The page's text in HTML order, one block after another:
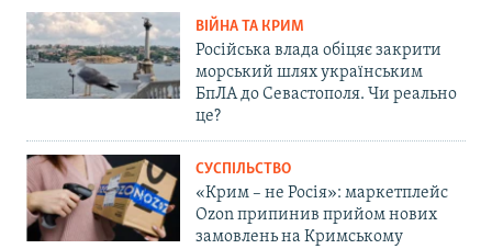
ВІЙНА ТА КРИМ
Російська влада обіцяє закрити
морський шлях українським
БпЛА до Севастополя. Чи реально
це?
СУСПІЛЬСТВО
«Крим – не Росія»: маркетплейс
Ozon припинив прийом нових
замовлень на Кримському